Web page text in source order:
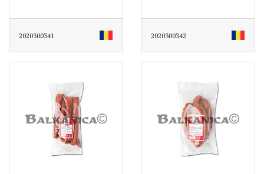
2020300341 2020300342